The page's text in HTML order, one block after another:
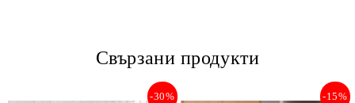
Свързани продукти
-30% -15%